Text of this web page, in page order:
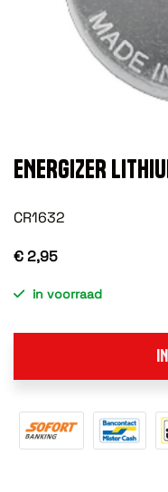
ENERGIZER
CR1632
€ 2,95
in voorraad